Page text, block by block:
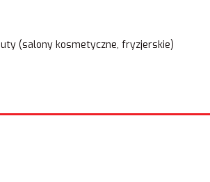
(salony kosmetyczne, fryzjerskie)